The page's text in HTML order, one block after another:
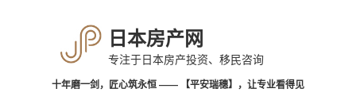
日本房产网
专注于日本房产投资、移民咨询
十年磨一剑，匠心筑永恒 —— 【平安瑞穗】，让专业看得见